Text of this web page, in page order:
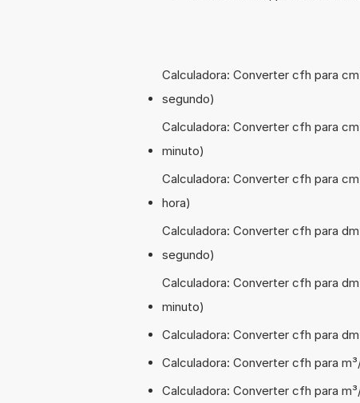
Calculadora: Converter cfh para
segundo)
Calculadora: Converter cfh para
minuto)
Calculadora: Converter cfh para
hora)
Calculadora: Converter cfh para
segundo)
Calculadora: Converter cfh para
minuto)
Calculadora: Converter cfh para
Calculadora: Converter cfh para
Calculadora: Converter cfh para